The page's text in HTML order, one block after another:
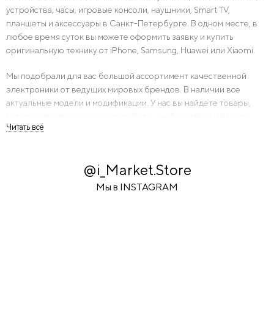
устройства, часы, игровые консоли, наушники, Smart TV,
планшеты и аксессуары в Санкт-Петербурге. В одном месте, в
любое время суток вы можете оформить заявку и купить
оригинальную технику от iPhone, Samsung, Huawei или Xiaomi.
Мы подобрали для вас большой ассортимент качественной
электроники от ведущих мировых брендов. В наличии все
актуальные модели и модификации. У нас вы найдете товары,
Каждый сможет выбрать для себя подходящее по
Предоставляем гарантию на 1 год, доставка по всей России,
самовывоз, оплата по карте, наличными, наложенным платежом
@i_Market.Store
Мы в INSTAGRAM